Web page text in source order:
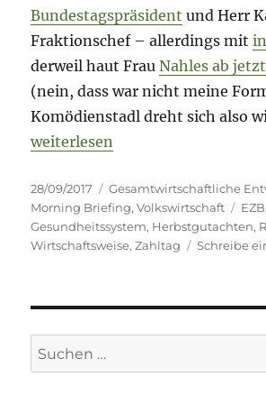
Bundestagspräsident und Herr
Fraktionschef – allerdings mit
derweil haut FrauNahles ab
(nein, dass war nicht meine
Komödienstadl dreht sich also
„Morning Briefing – 28.
weiterlesen
Veröffentlicht
am
28/09/2017 Kategorien
Gesamtwirtschaftliche
Morning Briefing,Volkswirtschaft EZB
Gesundheitssystem, Herbstgutachten,
Wirtschaftsweise,Zahltag Schreibe
Suche
nach: